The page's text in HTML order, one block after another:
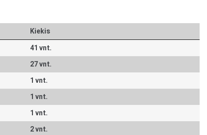
Kiekis
41 vnt.
27 vnt.
1 vnt.
1 vnt.
1 vnt.
2 vnt.